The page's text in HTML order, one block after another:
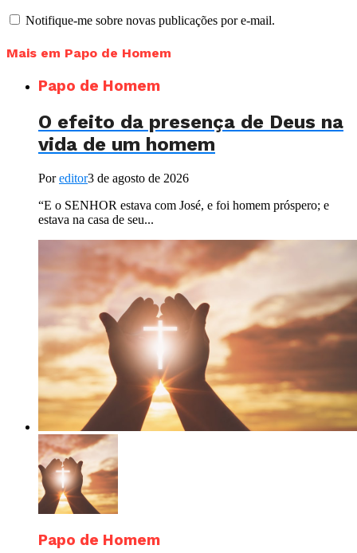
Notifique-me sobre novas publicações por e-mail.
Mais em Papo de Homem
Papo de Homem
O efeito da presença de Deus na
vida de um homem
Poreditor3 de agosto de 2026
“E o SENHOR estava com José, e foi homem próspero; e
estava na casa de seu...
Papo de Homem